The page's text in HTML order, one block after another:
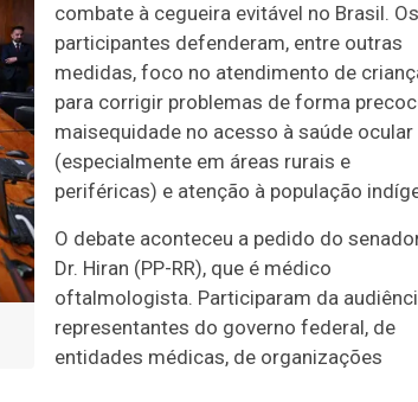
combate à cegueira evitável no Brasil. Os
participantes defenderam, entre outras
medidas, foco no atendimento de
para corrigir problemas de forma
maisequidade no acesso à saúde ocular
(especialmente em áreas rurais e
periféricas) e atenção à população
O debate aconteceu a pedido do
Dr. Hiran (PP-RR), que é médico
oftalmologista. Participaram da
representantes do governo federal, de
entidades médicas, de organizações